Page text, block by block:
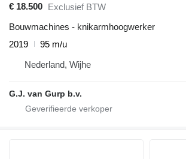
€ 18.500 Exclusief BTW
Bouwmachines - knikarmhoogwerker
2019
95 m/u
Nederland, Wijhe
G.J. van Gurp b.v.